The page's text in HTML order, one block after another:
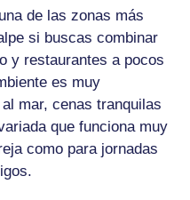
de las zonas más
si buscas combinar
y restaurantes a pocos
es muy
mar, cenas tranquilas
que funciona muy
como para jornadas